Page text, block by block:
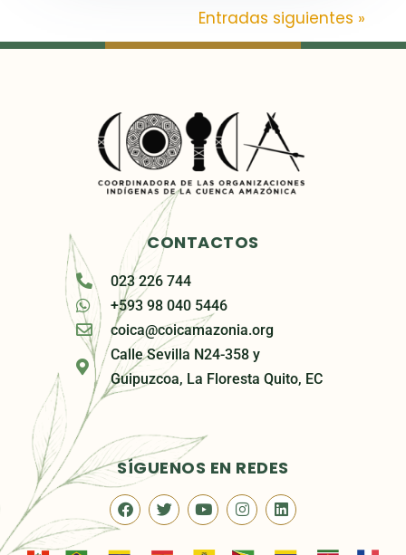
Entradas siguientes »
CONTACTOS
023 226 744
+593 98 040 5446
coica@coicamazonia.org
Calle Sevilla N24-358 y
Guipuzcoa, La Floresta Quito, EC
SÍGUENOS EN REDES